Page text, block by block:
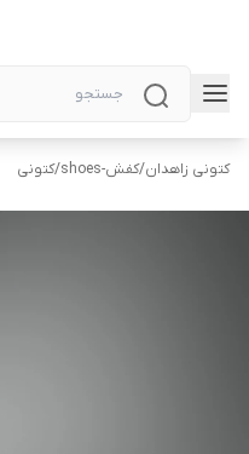
کتونی زاهدان/کفش-shoes /کتونی